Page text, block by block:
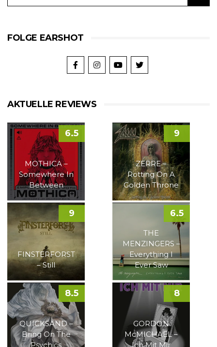
FOLGE EARSHOT
AKTUELLE REVIEWS
MOTHICA –
Somewhere In
Between
6.5
ZERRE –
Rotting On A
Golden Throne
9
FINSTERFORST
– Still
9
THE
MENZINGERS –
Everything I
Ever Saw
6.5
QUICKSAND –
Bring On The
Psychics
8.5
GORDON
McMICHAEL –
Ich Mit Mir
8